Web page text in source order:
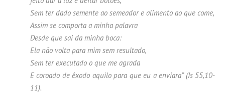
Sem ter dado semente ao semeador e alimento ao que come,
Assim se comporta a minha palavra
Desde que sai da minha boca:
Ela não volta para mim sem resultado,
Sem ter executado o que me agrada
E coroado de êxodo aquilo para que eu a enviara” (Is 55,10-
11).